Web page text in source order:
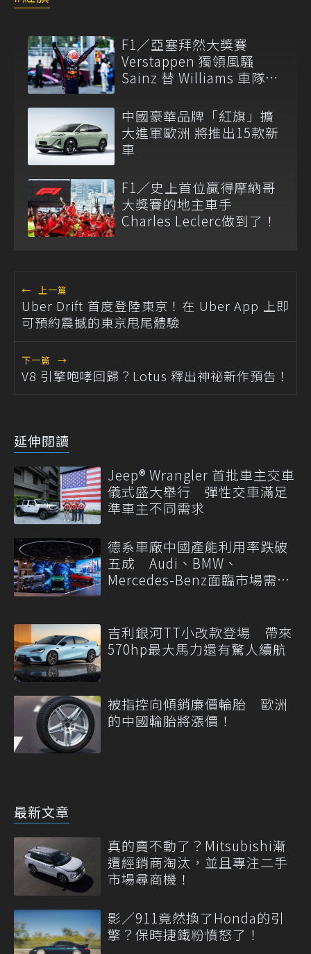
F1／亞塞拜然大獎賽
Verstappen 獨領風騷
Sainz 替 Williams 車隊搶
中國豪華品牌「紅旗」擴
大進軍歐洲 將推出15款新
車
F1／史上首位贏得摩納哥
大獎賽的地主車手
Charles Leclerc做到了！
← 上一篇
Uber Drift 首度登陸東京！在 Uber App 上即
可預約震撼的東京甩尾體驗
下一篇 →
V8 引擎咆哮回歸？Lotus 釋出神祕新作預告！
延伸閱讀
Jeep® Wrangler 首批車主交車
儀式盛大舉行 彈性交車滿足
準車主不同需求
德系車廠中國產能利用率跌破
五成 Audi、BMW、
Mercedes-Benz面臨市場需求
吉利銀河TT小改款登場 帶來
570hp最大馬力還有驚人續航
被指控向傾銷廉價輪胎 歐洲
的中國輪胎將漲價！
最新文章
真的賣不動了？Mitsubishi漸
遭經銷商淘汰，並且專注二手
市場尋商機！
影／911竟然換了Honda的引
擎？保時捷鐵粉憤怒了！